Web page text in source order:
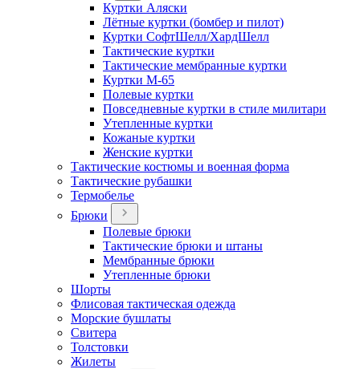
Куртки Аляски
Лётные куртки (бомбер и пилот)
Куртки СофтШелл/ХардШелл
Тактические куртки
Тактические мембранные куртки
Куртки М-65
Полевые куртки
Повседневные куртки в стиле милитари
Утепленные куртки
Кожаные куртки
Женские куртки
Тактические костюмы и военная форма
Тактические рубашки
Термобелье
Брюки
Полевые брюки
Тактические брюки и штаны
Мембранные брюки
Утепленные брюки
Шорты
Флисовая тактическая одежда
Морские бушлаты
Свитера
Толстовки
Жилеты